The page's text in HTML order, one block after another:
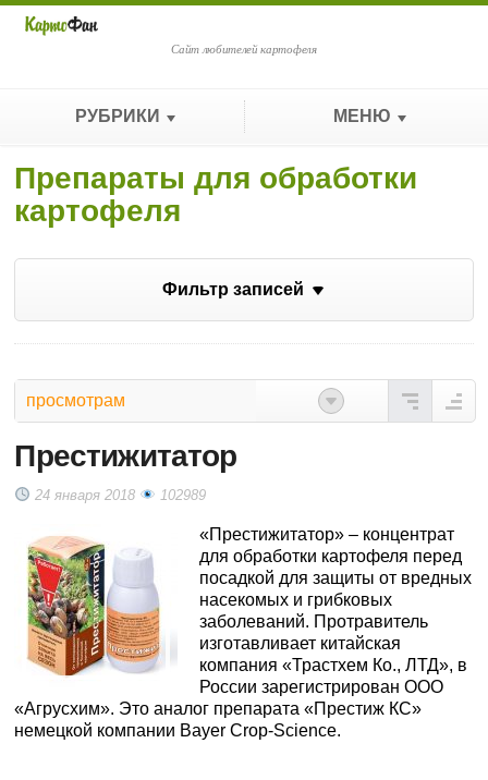
Сайт любителей картофеля
РУБРИКИ МЕНЮ
Препараты для обработки
картофеля
Фильтр записей
просмотрам
Престижитатор
24 января 2018 102989
«Престижитатор» – концентрат
для обработки картофеля перед
посадкой для защиты от вредных
насекомых и грибковых
заболеваний. Протравитель
изготавливает китайская
компания «Трастхем Ко., ЛТД», в
России зарегистрирован ООО
«Агрусхим». Это аналог препарата «Престиж КС»
немецкой компании Bayer Crop-Science.